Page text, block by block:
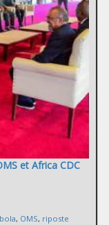
et Africa CDC
, OMS, riposte